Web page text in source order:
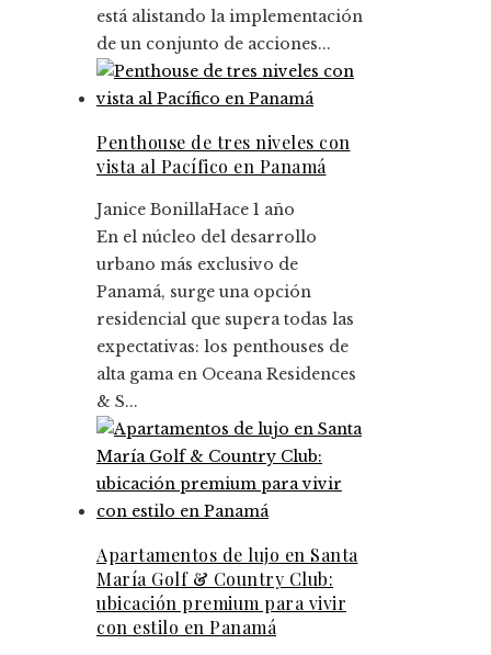
está alistando la implementación
de un conjunto de acciones...
Penthouse de tres niveles con
vista al Pacífico en Panamá
Janice BonillaHace 1 año
En el núcleo del desarrollo
urbano más exclusivo de
Panamá, surge una opción
residencial que supera todas las
expectativas: los penthouses de
alta gama en Oceana Residences
& S...
Apartamentos de lujo en Santa
María Golf & Country Club:
ubicación premium para vivir
con estilo en Panamá